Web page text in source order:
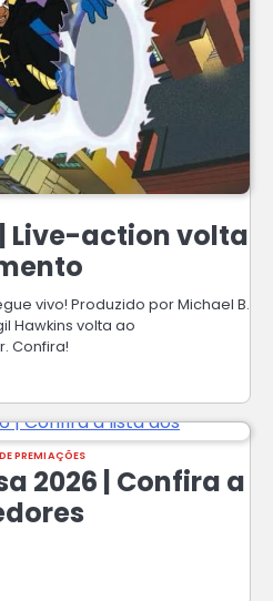
Live-action volta
vivo! Produzido por Michael B.
Hawkins volta ao
Confira!
PREMIAÇÕES
2026 | Confira a